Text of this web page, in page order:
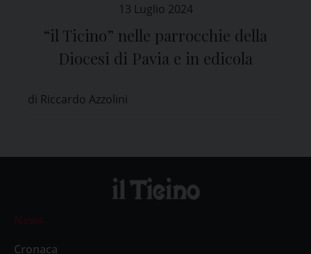
13 Luglio 2024
“il Ticino” nelle parrocchie della
Diocesi di Pavia e in edicola
di Riccardo Azzolini
News
Cronaca